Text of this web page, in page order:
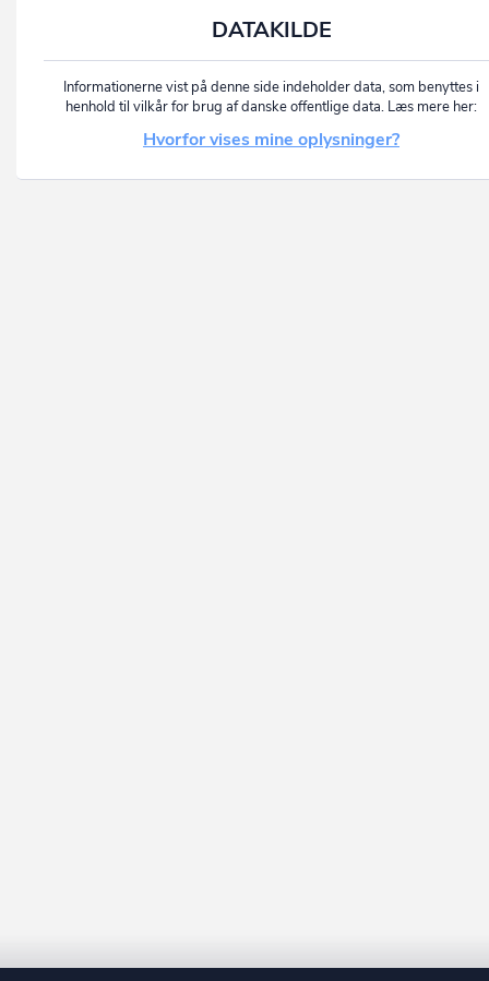
DATAKILDE
Informationerne vist på denne side indeholder data, som benyttes i
henhold til vilkår for brug af danske offentlige data. Læs mere her:
Hvorfor vises mine oplysninger?